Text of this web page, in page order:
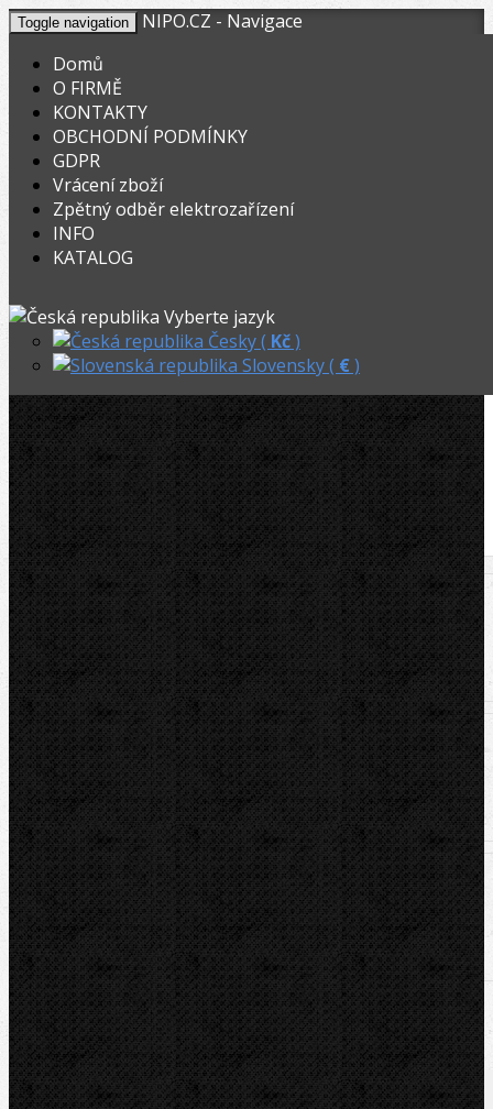
Toggle navigation
NIPO.CZ - Navigace
Domů
O FIRMĚ
KONTAKTY
OBCHODNÍ PODMÍNKY
GDPR
Vrácení zboží
Zpětný odběr elektrozařízení
INFO
KATALOG
Vyberte jazyk
Česky ( Kč)
Slovensky ( €)
V nákupním košíku máte0ks zboží.
Celkem:
Registrovat
OHYBACKY.NET »
Ridgid Ohýbací kleště Cu 8mm
Ridgid Ohýbací kleště Cu 8mm
U nás zaplatíte
3 099,00 Kč
U nás zaplatíte s DPH